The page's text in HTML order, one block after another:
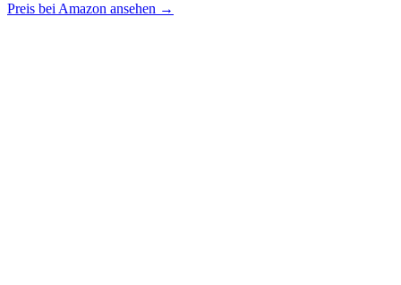
Preis bei Amazon ansehen →